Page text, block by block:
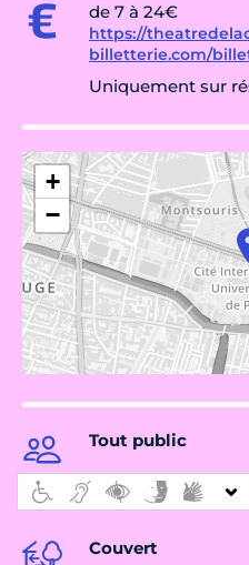
de 7 à 24€
https://
billetterie.com/
Uniquement sur
+
−
Tout public
Couvert